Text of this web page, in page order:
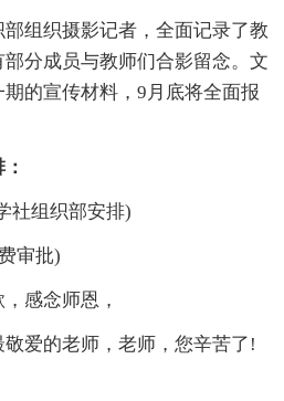
组织摄影记者，全面记录了教
分成员与教师们合影留念。文
的宣传材料，9月底将全面报
社组织部安排)
审批)
感念师恩，
爱的老师，老师，您辛苦了!